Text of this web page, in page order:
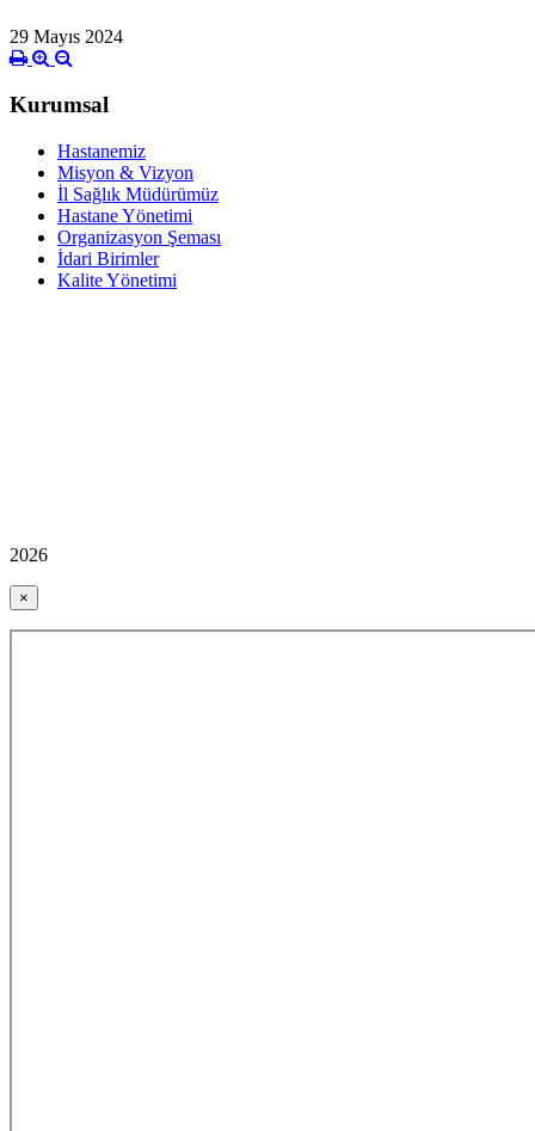
29 Mayıs 2024
Kurumsal
Hastanemiz
Misyon & Vizyon
İl Sağlık Müdürümüz
Hastane Yönetimi
Organizasyon Şeması
İdari Birimler
Kalite Yönetimi
2026
×